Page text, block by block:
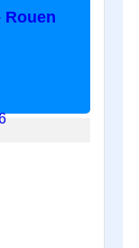
Rouen